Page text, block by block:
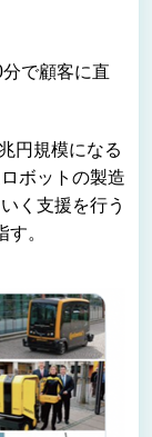
で顧客に直
円規模になる
ボットの製造
く支援を行う
。